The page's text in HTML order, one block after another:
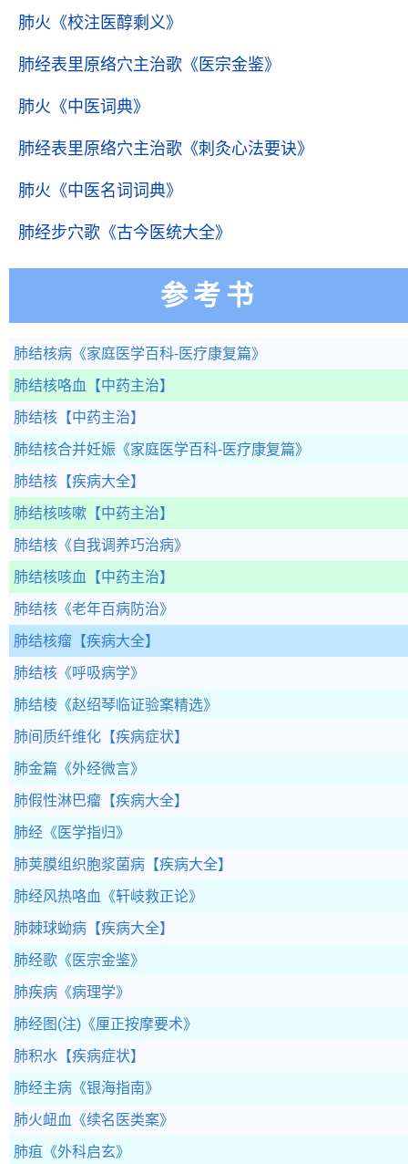
肺火 《校注医醇剩义》
肺经表里原络穴主治歌 《医宗金鉴》
肺火 《中医词典》
肺经表里原络穴主治歌 《刺灸心法要诀》
肺火 《中医名词词典》
肺经步穴歌 《古今医统大全》
参考书
肺结核病 《家庭医学百科-医疗康复篇》
肺结核咯血 【中药主治】
肺结核 【中药主治】
肺结核合并妊娠 《家庭医学百科-医疗康复篇》
肺结核 【疾病大全】
肺结核咳嗽 【中药主治】
肺结核 《自我调养巧治病》
肺结核咳血 【中药主治】
肺结核 《老年百病防治》
肺结核瘤 【疾病大全】
肺结核 《呼吸病学》
肺结棱 《赵绍琴临证验案精选》
肺间质纤维化 【疾病症状】
肺金篇 《外经微言》
肺假性淋巴瘤 【疾病大全】
肺经 《医学指归》
肺荚膜组织胞浆菌病 【疾病大全】
肺经风热咯血 《轩岐救正论》
肺棘球蚴病 【疾病大全】
肺经歌 《医宗金鉴》
肺疾病 《病理学》
肺经图(注) 《厘正按摩要术》
肺积水 【疾病症状】
肺经主病 《银海指南》
肺火衄血 《续名医类案》
肺疽 《外科启玄》